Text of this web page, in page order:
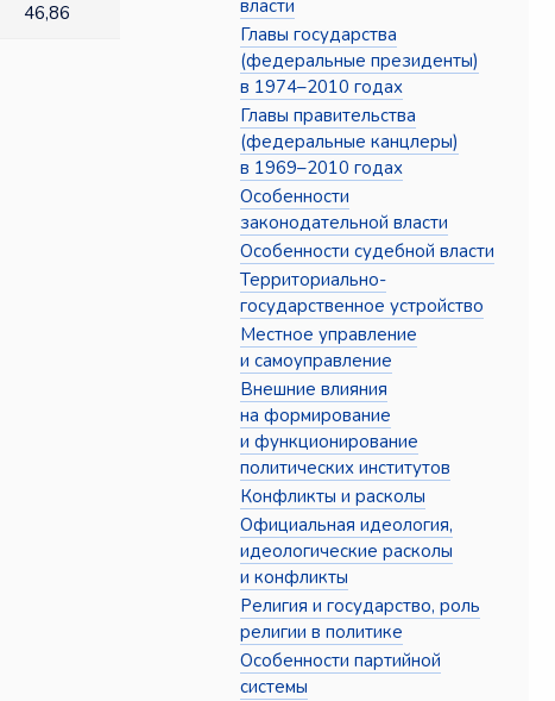
46,86
власти
Главы государства
(федеральные президенты)
в 1974–2010 годах
Главы правительства
(федеральные канцлеры)
в 1969–2010 годах
Особенности
законодательной власти
Особенности судебной власти
Территориально-
государственное устройство
Местное управление
и самоуправление
Внешние влияния
на формирование
и функционирование
политических институтов
Конфликты и расколы
Официальная идеология,
идеологические расколы
и конфликты
Религия и государство, роль
религии в политике
Особенности партийной
системы